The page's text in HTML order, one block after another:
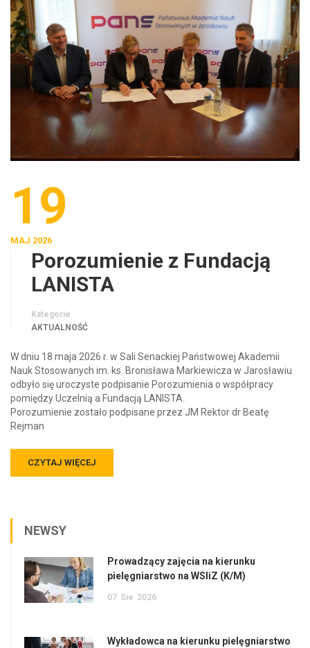
19
MAJ 2026
Porozumienie z Fundacją
LANISTA
Kategorie
AKTUALNOŚĆ
W dniu 18 maja 2026 r. w Sali Senackiej Państwowej Akademii
Nauk Stosowanych im. ks. Bronisława Markiewicza w Jarosławiu
odbyło się uroczyste podpisanie Porozumienia o współpracy
pomiędzy Uczelnią a Fundacją LANISTA.
Porozumienie zostało podpisane przez JM Rektor dr Beatę
Rejman
CZYTAJ WIĘCEJ
NEWSY
Prowadzący zajęcia na kierunku
pielęgniarstwo na WSIiZ (K/M)
07 Sie 2026
Wykładowca na kierunku pielęgniarstwo